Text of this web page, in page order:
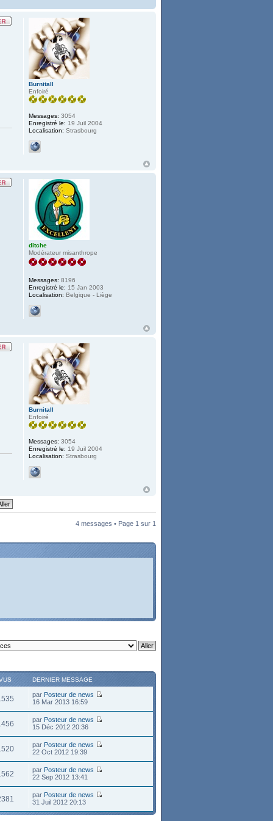
Burnitall
Enfoiré
Messages: 3054
Enregistré le: 19 Juil 2004
Localisation: Strasbourg
ditche
Modérateur misanthrope
Messages: 8196
Enregistré le: 15 Jan 2003
Localisation: Belgique - Liège
Burnitall
Enfoiré
Messages: 3054
Enregistré le: 19 Juil 2004
Localisation: Strasbourg
4 messages • Page 1 sur 1
DERNIER MESSAGE
par Posteur de news
16 Mar 2013 16:59
par Posteur de news
15 Déc 2012 20:36
par Posteur de news
22 Oct 2012 19:39
par Posteur de news
22 Sep 2012 13:41
par Posteur de news
31 Juil 2012 20:13